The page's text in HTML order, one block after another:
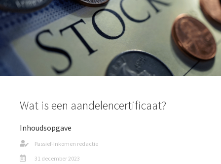
Wat is een aandelencertificaat?
Inhoudsopgave
Passief-Inkomen redactie
31 december 2023